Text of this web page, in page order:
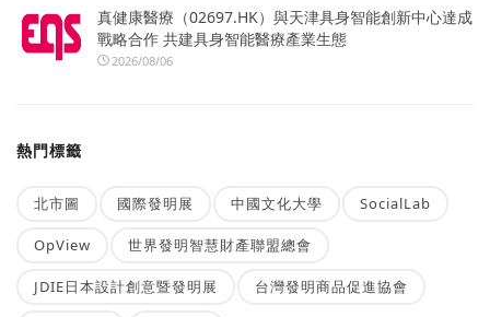
真健康醫療（02697.HK）與天津具身智能創新中心達成
戰略合作 共建具身智能醫療產業生態
2026/08/06
熱門標籤
北市圖 國際發明展 中國文化大學 SocialLab
OpView 世界發明智慧財產聯盟總會
JDIE日本設計創意暨發明展 台灣發明商品促進協會